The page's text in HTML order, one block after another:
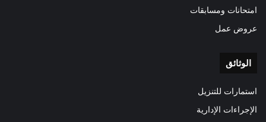
امتحانات ومسابقات
عروض عمل
الوثائق
استمارات للتنزيل
الإجراءات الإدارية